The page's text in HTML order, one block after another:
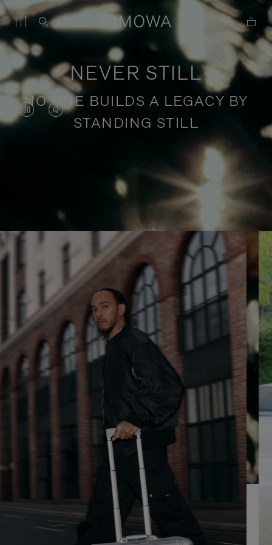
NEVER STILL
NO ONE BUILDS A LEGACY BY
STANDING STILL
O
PAUSADO,
PRESSIONE
PARA
REPRODUZI-
LO
O
SOM.
POR
FAVOR,
CLIQUE
PARA
ATIVÁ-
LO
Histórias de viagens com propósito